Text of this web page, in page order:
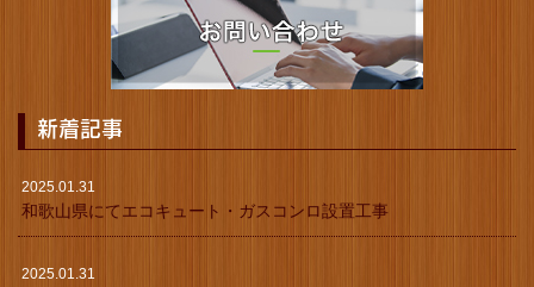
新着記事
2025.01.31
和歌山県にてエコキュート・ガスコンロ設置工事
2025.01.31